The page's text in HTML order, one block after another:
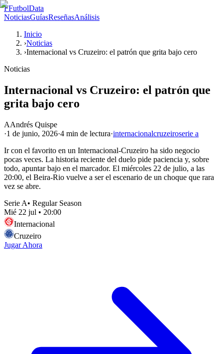
FFutbolData
NoticiasGuíasReseñasAnálisis
Inicio
›Noticias
›Internacional vs Cruzeiro: el patrón que grita bajo cero
Noticias
Internacional vs Cruzeiro: el patrón que
grita bajo cero
AAndrés Quispe
·1 de junio, 2026·4 min de lectura·internacionalcruzeiroserie a
Ir con el favorito en un Internacional-Cruzeiro ha sido negocio
pocas veces. La historia reciente del duelo pide paciencia y, sobre
todo, apuntar bajo en el marcador. El miércoles 22 de julio, a las
20:00, el Beira-Rio vuelve a ser el escenario de un choque que rara
vez se abre.
Serie A• Regular Season
Mié 22 jul • 20:00
Internacional
Cruzeiro
Jugar Ahora